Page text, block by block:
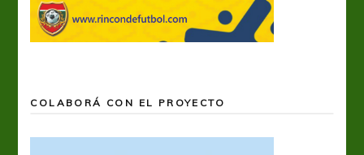
COLABORÁ CON EL PROYECTO